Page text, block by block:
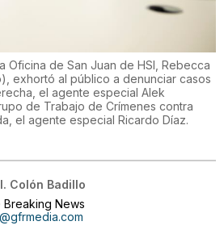
Oficina de San Juan de HSI, Rebecca
exhortó al público a denunciar casos
el agente especial Alek
de Trabajo de Crímenes contra
el agente especial Ricardo Díaz.
Colón Badillo
News